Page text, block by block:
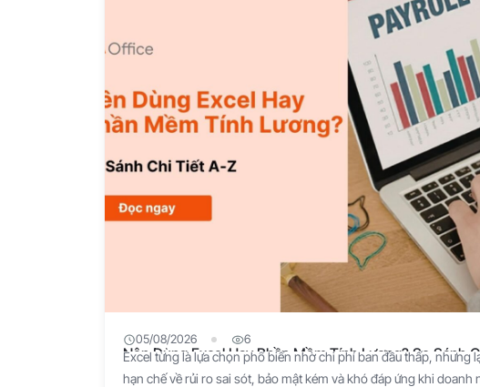
05/08/2026 6
Nên Dùng Excel Hay Phần Mềm Tính Lương? So Sánh
Excel từng là lựa chọn phổ biến nhờ chi phí ban đầu thấp, nhưng
hạn chế về rủi ro sai sót, bảo mật kém và khó đáp ứng khi doanh